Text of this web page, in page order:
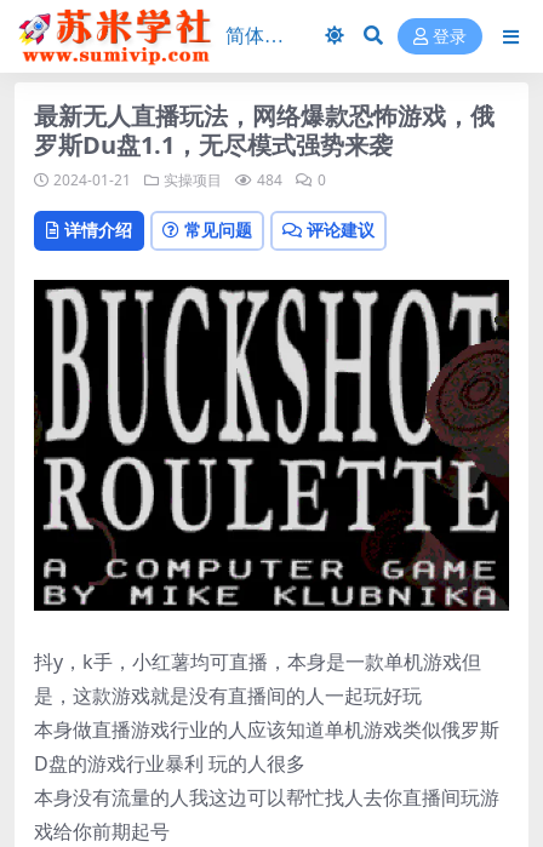
登录
最新无人直播玩法，网络爆款恐怖游戏，俄
罗斯Du盘1.1，无尽模式强势来袭
2024-01-21 实操项目 484 0
详情介绍 常见问题 评论建议
抖y，k手，小红薯均可直播，本身是一款单机游戏但
是，这款游戏就是没有直播间的人一起玩好玩
本身做直播游戏行业的人应该知道单机游戏类似俄罗斯
D盘的游戏行业暴利 玩的人很多
本身没有流量的人我这边可以帮忙找人去你直播间玩游
戏给你前期起号